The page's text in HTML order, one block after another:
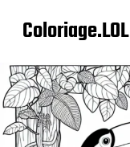
Coloriage.LOL